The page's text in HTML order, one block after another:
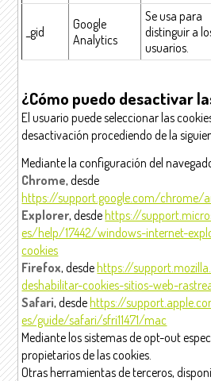
_gid
Google
Analytics
Se usa para
distinguir a
usuarios.
¿Cómo puedo desactivar
El usuario puede seleccionar las
desactivación procediendo de la
Mediante la configuración del
Chrome, desde
https://support.google.com/chrome/
Explorer, desdehttps://
es/help/17442/windows-internet-
cookies
Firefox, desdehttps://
deshabilitar-cookies-sitios-web-
Safari, desdehttps://
es/guide/safari/sfri11471/mac
Mediante los sistemas de opt-out
propietarios de las cookies.
Otras herramientas de terceros,